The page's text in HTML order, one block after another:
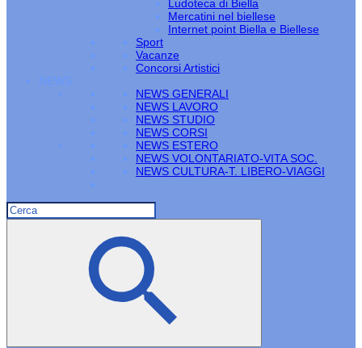
Ludoteca di Biella
Mercatini nel biellese
Internet point Biella e Biellese
Sport
Vacanze
Concorsi Artistici
NEWS
NEWS GENERALI
NEWS LAVORO
NEWS STUDIO
NEWS CORSI
NEWS ESTERO
NEWS VOLONTARIATO-VITA SOC.
NEWS CULTURA-T. LIBERO-VIAGGI